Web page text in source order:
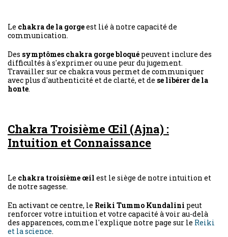
Le chakra de la gorgeest lié à notre capacité de
communication.
Des symptômes chakra gorge bloqué peuvent inclure des
difficultés à s'exprimer ou une peur du jugement.
Travailler sur ce chakra vous permet de communiquer
avec plus d'authenticité et de clarté, et de se libérer de la
honte.
Chakra Troisième Œil (Ajna) :
Intuition et Connaissance
Le chakra troisième œil est le siège de notre intuition et
de notre sagesse.
En activant ce centre, le Reiki Tummo Kundalini peut
renforcer votre intuition et votre capacité à voir au-delà
des apparences, comme l'explique notre page sur le Reiki
et la science.